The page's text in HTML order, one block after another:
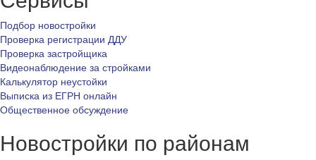
Подбор новостройки
Проверка регистрации ДДУ
Проверка застройщика
Видеонаблюдение за стройками
Калькулятор неустойки
Выписка из ЕГРН онлайн
Общественное обсуждение
Новостройки по районам